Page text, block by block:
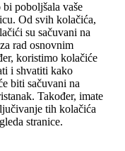
poboljšala vaše
Od svih kolačića,
su sačuvani na
rad osnovnim
koristimo kolačiće
i shvatiti kako
biti sačuvani na
Također, imate
tih kolačića
stranice.